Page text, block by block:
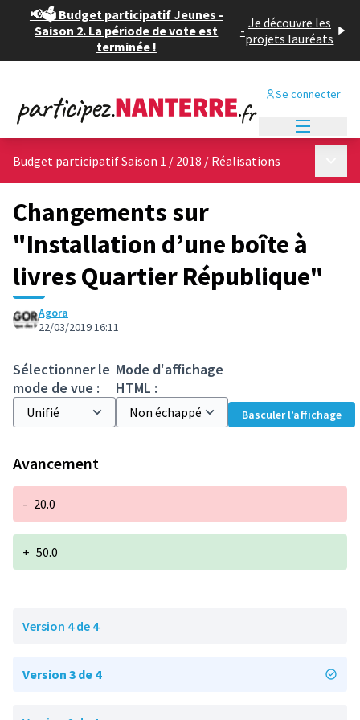
📢🗳️ Budget participatif Jeunes -
Saison 2. La période de vote est
terminée !
- Je découvre les
projets lauréats
Se connecter
Budget participatif Saison 1 / 2018 / Réalisations
Changements sur
"Installation d’une boîte à
livres Quartier République"
Agora
22/03/2019 16:11
Sélectionner le
mode de vue :
Mode d'affichage
HTML :
Basculer l’affichage
Avancement
- 20.0
+ 50.0
Version 4 de 4
Version 3 de 4